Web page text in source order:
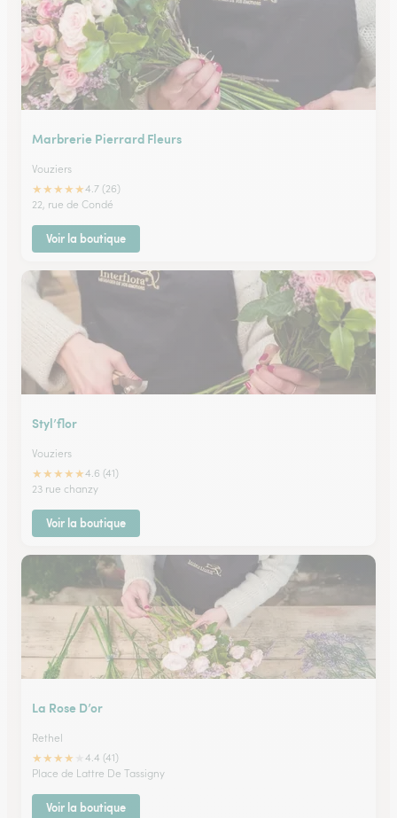
Marbrerie Pierrard Fleurs
Vouziers
★★★★★4.7 (26)
22, rue de Condé
Voir la boutique
Styl’flor
Vouziers
★★★★★4.6 (41)
23 rue chanzy
Voir la boutique
La Rose D’or
Rethel
★★★★
4.4 (41)
Place de Lattre De Tassigny
Voir la boutique